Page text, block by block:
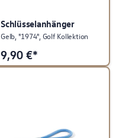
Schlüsselanhänger
Gelb, "1974", Golf Kollektion
9,90 €*